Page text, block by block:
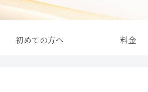
初めての方へ 料金